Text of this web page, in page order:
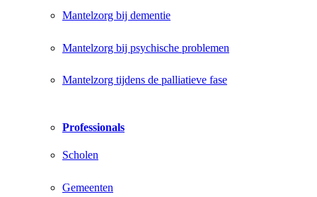
Mantelzorg bij dementie
Mantelzorg bij psychische problemen
Mantelzorg tijdens de palliatieve fase
Professionals
Scholen
Gemeenten